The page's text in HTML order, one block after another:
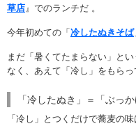
草店 』でのランチだ 。
今年初めての「冷したぬきそば
まだ「暑くてたまらない」と
なく、あえて「冷し」をもらっ
「冷したぬき」＝「ぶっ
「冷し」とつくだけで蕎麦の